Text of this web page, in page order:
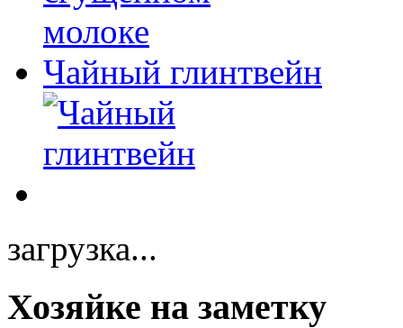
Чайный глинтвейн
загрузка...
Хозяйке на заметку